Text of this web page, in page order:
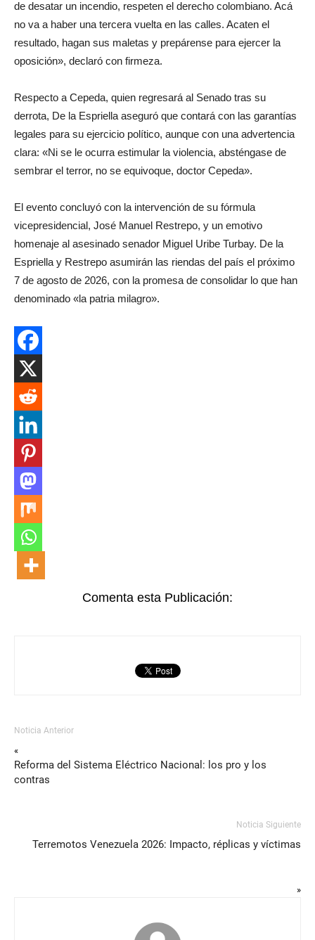
de desatar un incendio, respeten el derecho colombiano. Acá
no va a haber una tercera vuelta en las calles. Acaten el
resultado, hagan sus maletas y prepárense para ejercer la
oposición», declaró con firmeza.
Respecto a Cepeda, quien regresará al Senado tras su
derrota, De la Espriella aseguró que contará con las garantías
legales para su ejercicio político, aunque con una advertencia
clara: «Ni se le ocurra estimular la violencia, absténgase de
sembrar el terror, no se equivoque, doctor Cepeda».
El evento concluyó con la intervención de su fórmula
vicepresidencial, José Manuel Restrepo, y un emotivo
homenaje al asesinado senador Miguel Uribe Turbay. De la
Espriella y Restrepo asumirán las riendas del país el próximo
7 de agosto de 2026, con la promesa de consolidar lo que han
denominado «la patria milagro».
Comenta esta Publicación:
Noticia Anterior
«
Reforma del Sistema Eléctrico Nacional: los pro y los
contras
Noticia Siguiente
Terremotos Venezuela 2026: Impacto, réplicas y víctimas
»